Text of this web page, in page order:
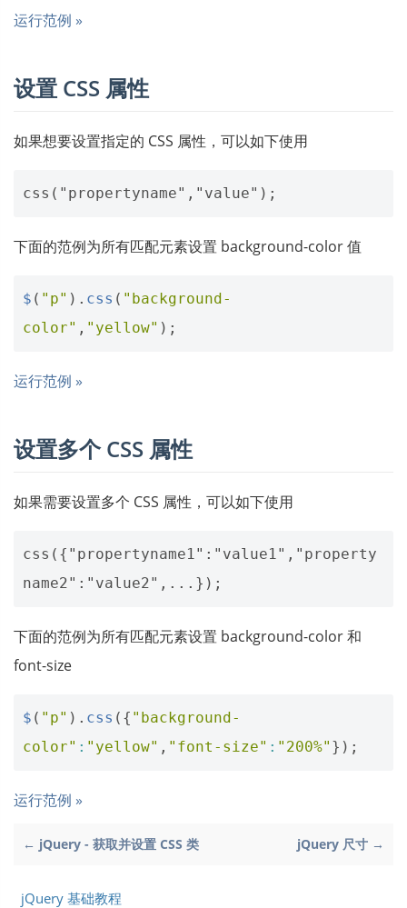
运行范例 »
设置 CSS 属性
如果想要设置指定的 CSS 属性，可以如下使用
下面的范例为所有匹配元素设置 background-color 值
$ ( "p" ). css ( "background-
color" , "yellow" );
运行范例 »
设置多个 CSS 属性
如果需要设置多个 CSS 属性，可以如下使用
css({"propertyname1":"value1","property
下面的范例为所有匹配元素设置 background-color 和
font-size
$ ( "p" ). css ({ "background-
color" : "yellow" , "font-size" : "200%" });
运行范例 »
← jQuery - 获取并设置 CSS 类 jQuery 尺寸 →
jQuery 基础教程